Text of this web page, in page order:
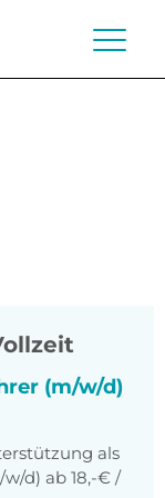
(m/w/d)
als
d) ab 18,-€ /